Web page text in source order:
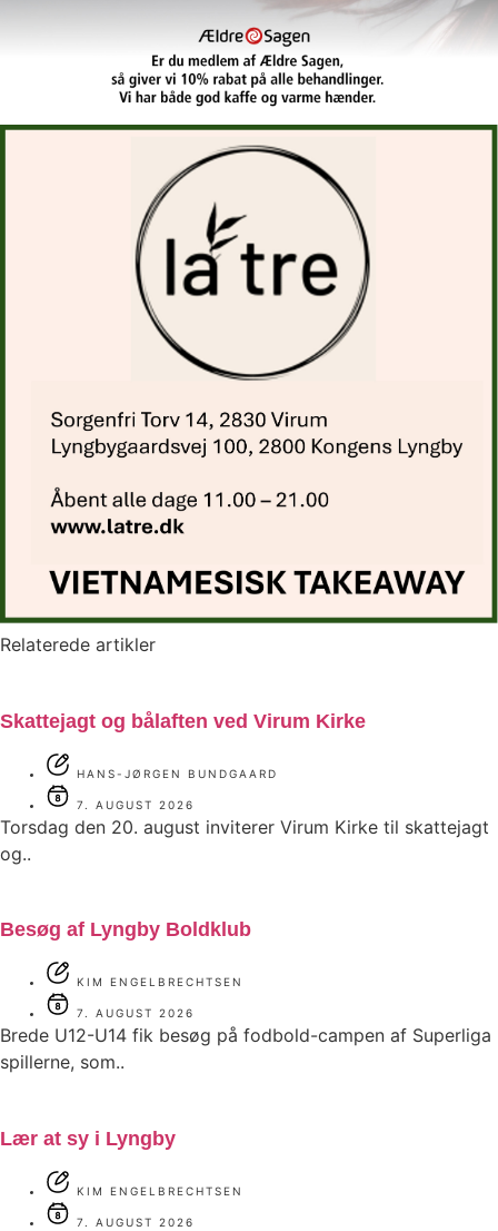
Relaterede artikler
Skattejagt og bålaften ved Virum Kirke
HANS-JØRGEN BUNDGAARD
7. AUGUST 2026
Torsdag den 20. august inviterer Virum Kirke til skattejagt
og..
Besøg af Lyngby Boldklub
KIM ENGELBRECHTSEN
7. AUGUST 2026
Brede U12-U14 fik besøg på fodbold-campen af Superliga
spillerne, som..
Lær at sy i Lyngby
KIM ENGELBRECHTSEN
7. AUGUST 2026